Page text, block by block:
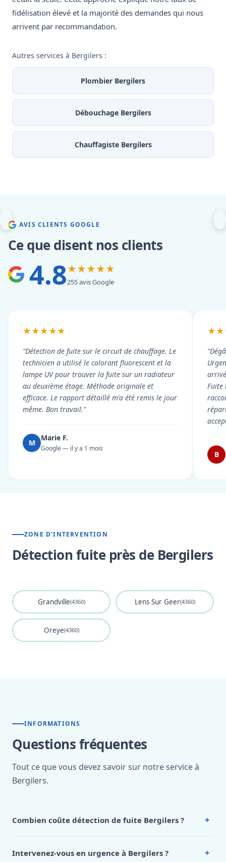
fidélisation élevé et la majorité des demandes qui nous
arrivent par recommandation.
Autres services à Bergilers :
Plombier Bergilers
Débouchage Bergilers
Chauffagiste Bergilers
AVIS CLIENTS GOOGLE
Ce que disent nos clients
4.8★★★★★
255 avis Google
★★★★★
"Détection de fuite sur le circuit de chauffage. Le
technicien a utilisé le colorant fluorescent et la
lampe UV pour trouver la fuite sur un radiateur
au deuxième étage. Méthode originale et
efficace. Le rapport détaillé m'a été remis le jour
même. Bon travail."
M
Marie F.
Google — il y a 1 mois
Fuite
B
ZONE D'INTERVENTION
Détection fuite près de Bergilers
Grandville(4360) Lens Sur Geer(4360)
Oreye(4360)
INFORMATIONS
Questions fréquentes
Tout ce que vous devez savoir sur notre service à
Bergilers.
Combien coûte détection de fuite Bergilers ? +
Bergilers, appelez le 0472 53 24 26.
Intervenez-vous en urgence à Bergilers ? +